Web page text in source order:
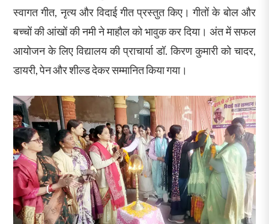
स्वागत गीत, नृत्य और विदाई गीत प्रस्तुत किए। गीतों के बोल और
बच्चों की आंखों की नमी ने माहौल को भावुक कर दिया। अंत में सफल
आयोजन के लिए विद्यालय की प्राचार्या डॉ. किरण कुमारी को चादर,
डायरी, पेन और शील्ड देकर सम्मानित किया गया।